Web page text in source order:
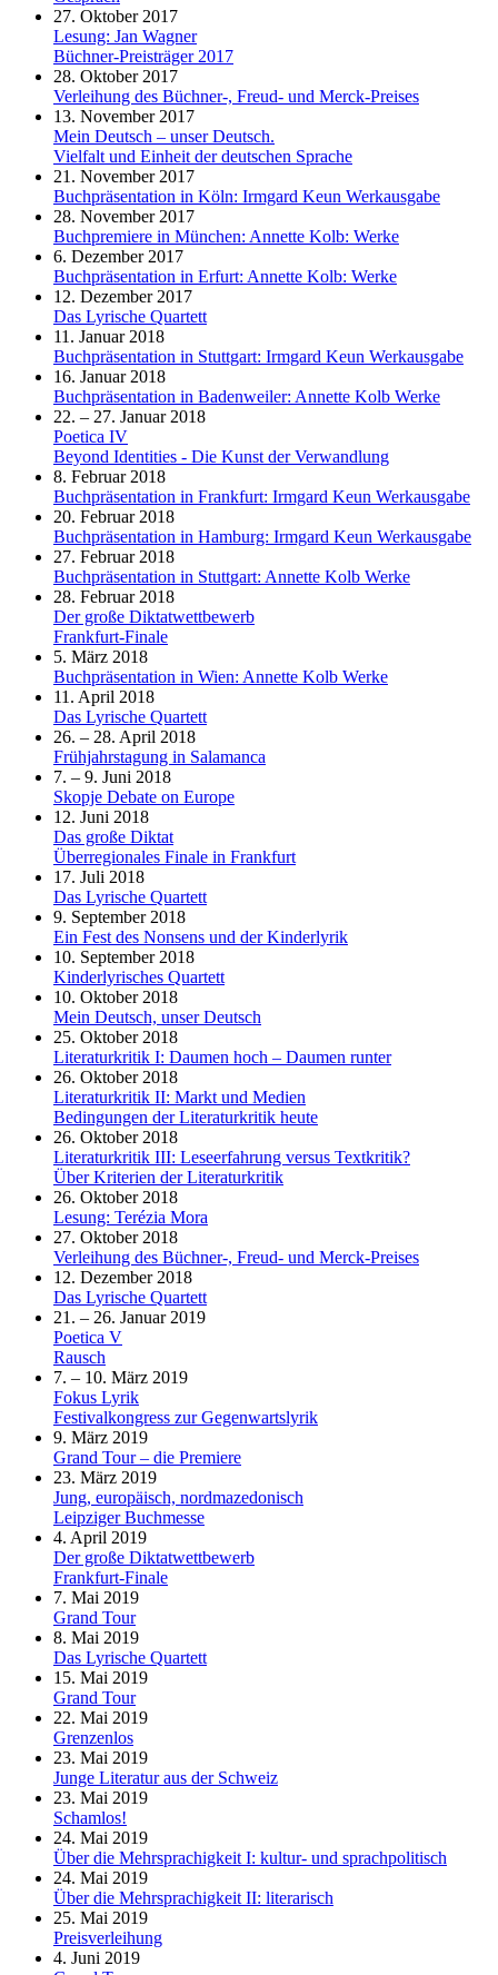
27. Oktober 2017
Lesung: Jan Wagner
Büchner-Preisträger 2017
28. Oktober 2017
Verleihung des Büchner-, Freud- und Merck-Preises
13. November 2017
Mein Deutsch – unser Deutsch.
Vielfalt und Einheit der deutschen Sprache
21. November 2017
Buchpräsentation in Köln: Irmgard Keun Werkausgabe
28. November 2017
Buchpremiere in München: Annette Kolb: Werke
6. Dezember 2017
Buchpräsentation in Erfurt: Annette Kolb: Werke
12. Dezember 2017
Das Lyrische Quartett
11. Januar 2018
Buchpräsentation in Stuttgart: Irmgard Keun Werkausgabe
16. Januar 2018
Buchpräsentation in Badenweiler: Annette Kolb Werke
22. – 27. Januar 2018
Poetica IV
Beyond Identities - Die Kunst der Verwandlung
8. Februar 2018
Buchpräsentation in Frankfurt: Irmgard Keun Werkausgabe
20. Februar 2018
Buchpräsentation in Hamburg: Irmgard Keun Werkausgabe
27. Februar 2018
Buchpräsentation in Stuttgart: Annette Kolb Werke
28. Februar 2018
Der große Diktatwettbewerb
Frankfurt-Finale
5. März 2018
Buchpräsentation in Wien: Annette Kolb Werke
11. April 2018
Das Lyrische Quartett
26. – 28. April 2018
Frühjahrstagung in Salamanca
7. – 9. Juni 2018
Skopje Debate on Europe
12. Juni 2018
Das große Diktat
Überregionales Finale in Frankfurt
17. Juli 2018
Das Lyrische Quartett
9. September 2018
Ein Fest des Nonsens und der Kinderlyrik
10. September 2018
Kinderlyrisches Quartett
10. Oktober 2018
Mein Deutsch, unser Deutsch
25. Oktober 2018
Literaturkritik I: Daumen hoch – Daumen runter
26. Oktober 2018
Literaturkritik II: Markt und Medien
Bedingungen der Literaturkritik heute
26. Oktober 2018
Literaturkritik III: Leseerfahrung versus Textkritik?
Über Kriterien der Literaturkritik
26. Oktober 2018
Lesung: Terézia Mora
27. Oktober 2018
Verleihung des Büchner-, Freud- und Merck-Preises
12. Dezember 2018
Das Lyrische Quartett
21. – 26. Januar 2019
Poetica V
Rausch
7. – 10. März 2019
Fokus Lyrik
Festivalkongress zur Gegenwartslyrik
9. März 2019
Grand Tour – die Premiere
23. März 2019
Jung, europäisch, nordmazedonisch
Leipziger Buchmesse
4. April 2019
Der große Diktatwettbewerb
Frankfurt-Finale
7. Mai 2019
Grand Tour
8. Mai 2019
Das Lyrische Quartett
15. Mai 2019
Grand Tour
22. Mai 2019
Grenzenlos
23. Mai 2019
Junge Literatur aus der Schweiz
23. Mai 2019
Schamlos!
24. Mai 2019
Über die Mehrsprachigkeit I: kultur- und sprachpolitisch
24. Mai 2019
Über die Mehrsprachigkeit II: literarisch
25. Mai 2019
Preisverleihung
4. Juni 2019